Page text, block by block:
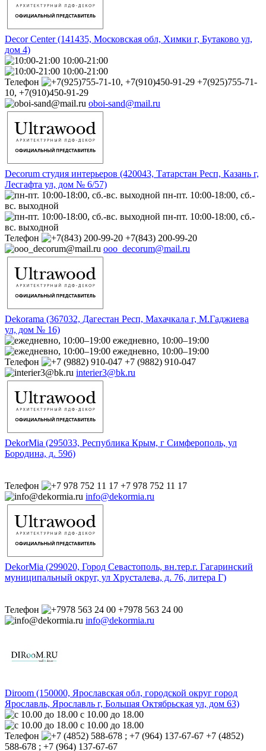
Decor Center (141435, Московская обл, Химки г, Бутаково ул,
дом 4)
10:00-21:00
10:00-21:00
Телефон
+7(925)755-71-
10, +7(910)450-91-29
oboi-sand@mail.ru
Decorum студия интерьеров (420043, Татарстан Респ, Казань г,
Лесгафта ул, дом № 6/57)
пн-пт. 10:00-18:00, сб.-
вс. выходной
пн-пт. 10:00-18:00, сб.-
вс. выходной
Телефон
+7(843) 200-99-20
ooo_decorum@mail.ru
Dekorama (367032, Дагестан Респ, Махачкала г, М.Гаджиева
ул, дом № 16)
ежедневно, 10:00–19:00
ежедневно, 10:00–19:00
Телефон
+7 (9882) 910-047
interier3@bk.ru
DekorMia (295033, Республика Крым, г Симферополь, ул
Бородина, д. 59б)
Телефон
+7 978 752 11 17
info@dekormia.ru
DekorMia (299020, Город Севастополь, вн.тер.г. Гагаринский
муниципальный округ, ул Хрусталева, д. 76, литера Г)
Телефон
+7978 563 24 00
info@dekormia.ru
Diroom (150000, Ярославская обл, городской округ город
Ярославль, Ярославль г, Большая Октябрьская ул, дом 63)
с 10.00 до 18.00
с 10.00 до 18.00
Телефон
+7 (4852)
588-678 ; +7 (964) 137-67-67